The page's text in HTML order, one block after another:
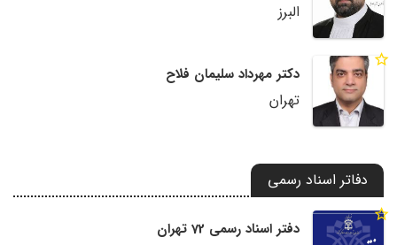
البرز
دکتر مهرداد سلیمان فلاح
تهران
دفاتر اسناد رسمی
دفتر اسناد رسمی 72 تهران